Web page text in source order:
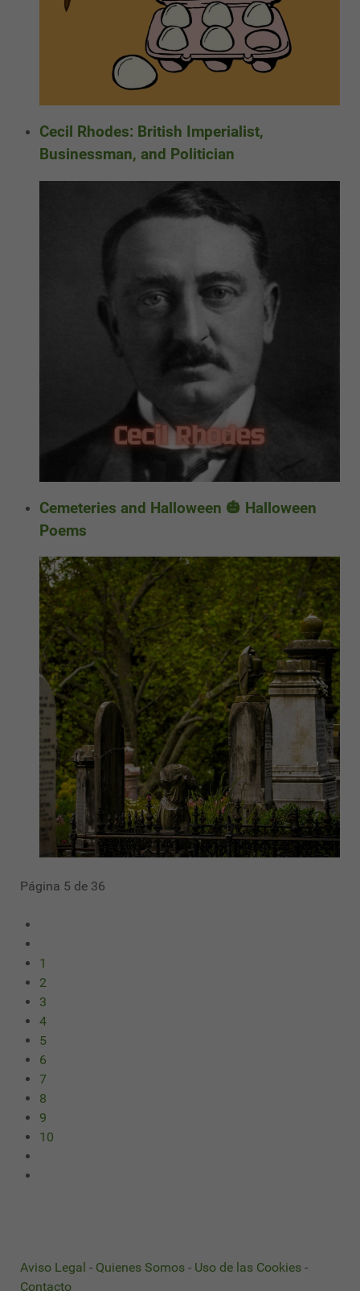
Cecil Rhodes: British Imperialist,
Businessman, and Politician
Cemeteries and Halloween 🎃 Halloween
Poems
Página 5 de 36
1
2
3
4
5
6
7
8
9
10
Aviso Legal - Quienes Somos - Uso de las Cookies -
Contacto